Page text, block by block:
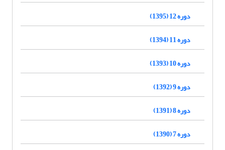
دوره 12 (1395)
دوره 11 (1394)
دوره 10 (1393)
دوره 9 (1392)
دوره 8 (1391)
دوره 7 (1390)